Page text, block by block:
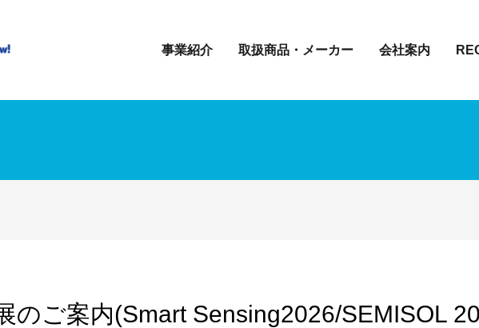
事業紹介 取扱商品・メーカー 会社案内
のご案内(Smart Sensing2026/SEMISOL